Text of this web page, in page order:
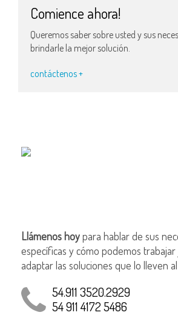
Comience ahora!
Queremos saber sobre usted y sus
brindarle la mejor solución.
contáctenos +
Llámenos hoypara hablar de sus
específicas y cómo podemos
adaptar las soluciones que lo lleven
54.911 3520.2929
54 911 4172 5486